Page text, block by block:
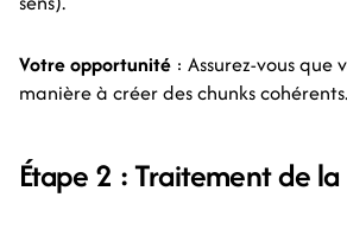
Votre opportunité : Assurez-vous
manière à créer des chunks cohérents.
Étape 2 : Traitement de